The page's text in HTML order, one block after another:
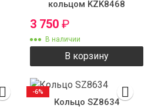
кольцом KZK8468
3 750 ₽
В наличии
В корзину
Кольцо SZ8634
-6%